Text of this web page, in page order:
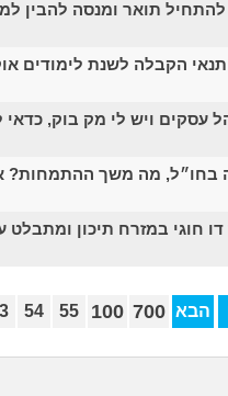
תואר ומנסה להבין
לשנת לימודים אוקטובר 2024 ירדו או
עסקים ויש לי מק בוק, כדאי
בחו״ל, מה משך ההתמחות?
חוגי במזרח תיכון
54 55 100 700 הבא